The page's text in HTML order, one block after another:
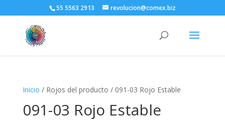
55 5563 2913 revolucion@comex.biz
Inicio / Rojos del producto / 091-03 Rojo Estable
091-03 Rojo Estable